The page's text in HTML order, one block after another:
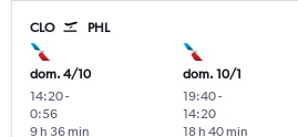
CLO PHL
dom. 4/10
14:20-
0:56
9 h 36 min
dom. 10/1
19:40-
14:20
18 h 40 min